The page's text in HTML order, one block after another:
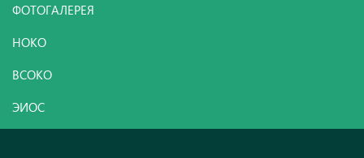
ФОТОГАЛЕРЕЯ
НОКО
ВСОКО
ЭИОС